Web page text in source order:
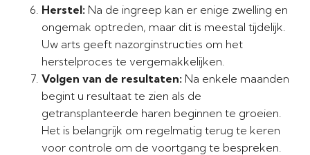
Herstel: Na de ingreep kan er enige zwelling en
ongemak optreden, maar dit is meestal tijdelijk.
Uw arts geeft nazorginstructies om het
herstelproces te vergemakkelijken.
Volgen van de resultaten: Na enkele maanden
begint u resultaat te zien als de
getransplanteerde haren beginnen te groeien.
Het is belangrijk om regelmatig terug te keren
voor controle om de voortgang te bespreken.